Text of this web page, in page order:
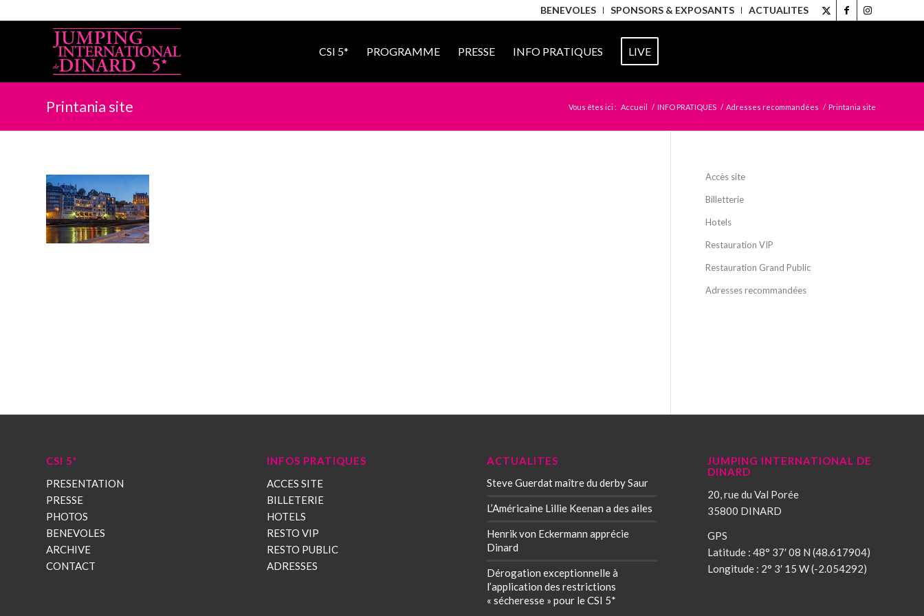
BENEVOLES SPONSORS & EXPOSANTS ACTUALITES
CSI 5* PROGRAMME PRESSE INFO PRATIQUES LIVE
Printania site Vous êtes ici : Accueil / INFO PRATIQUES / Adresses recommandées / Printania site
Accès site
Billetterie
Hotels
Restauration VIP
Restauration Grand Public
Adresses recommandées
CSI 5*
PRESENTATION
PRESSE
PHOTOS
BENEVOLES
ARCHIVE
CONTACT
INFOS PRATIQUES
ACCES SITE
BILLETERIE
HOTELS
RESTO VIP
RESTO PUBLIC
ADRESSES
ACTUALITES
Steve Guerdat maître du derby Saur
L’Américaine Lillie Keenan a des ailes
Henrik von Eckermann apprécie
Dinard
Dérogation exceptionnelle à
l’application des restrictions
« sécheresse » pour le CSI 5*
JUMPING INTERNATIONAL DE
DINARD
20, rue du Val Porée
35800 DINARD
GPS
Latitude : 48° 37′ 08 N (48.617904)
Longitude : 2° 3′ 15 W (-2.054292)